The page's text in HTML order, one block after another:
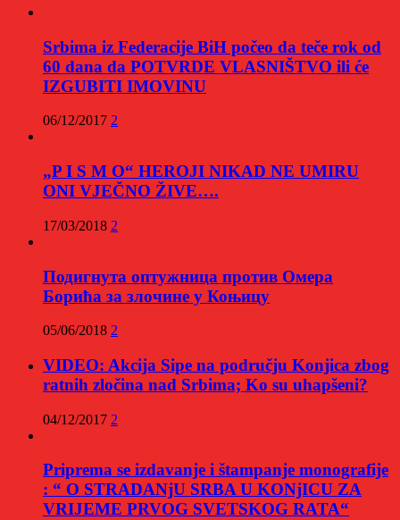
Srbima iz Federacije BiH počeo da teče rok od
60 dana da POTVRDE VLASNIŠTVO ili će
IZGUBITI IMOVINU
06/12/2017 2
„P I S M O“ HEROJI NIKAD NE UMIRU
ONI VJEČNO ŽIVE….
17/03/2018 2
Подигнута оптужница против Омера
Борића за злочине у Коњицу
05/06/2018 2
VIDEO: Akcija Sipe na području Konjica zbog
ratnih zločina nad Srbima; Ko su uhapšeni?
04/12/2017 2
Priprema se izdavanje i štampanje monografije
: “ O STRADANjU SRBA U KONjICU ZA
VRIJEME PRVOG SVETSKOG RATA“